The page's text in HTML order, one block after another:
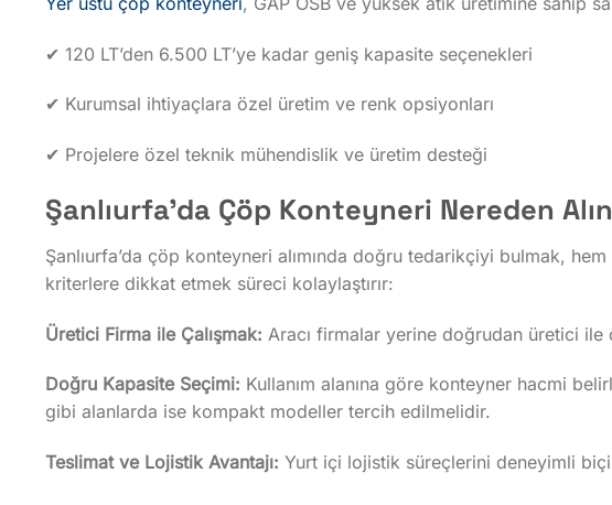
✔ 120 LT’den 6.500 LT’ye kadar geniş kapasite seçenekleri
✔ Kurumsal ihtiyaçlara özel üretim ve renk opsiyonları
✔ Projelere özel teknik mühendislik ve üretim desteği
Şanlıurfa’da Çöp Konteyneri Nereden
Şanlıurfa’da çöp konteyneri alımında doğru tedarikçiyi bulmak,
kriterlere dikkat etmek süreci kolaylaştırır:
Üretici Firma ile Çalışmak: Aracı firmalar yerine doğrudan üretici ile
Doğru Kapasite Seçimi: Kullanım alanına göre konteyner hacmi
gibi alanlarda ise kompakt modeller tercih edilmelidir.
Teslimat ve Lojistik Avantajı: Yurt içi lojistik süreçlerini deneyimli